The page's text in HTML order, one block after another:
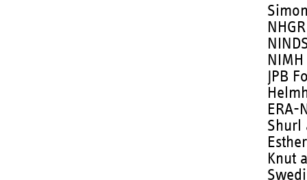
NIMH
JPB
ERA-
Shurl
Knut